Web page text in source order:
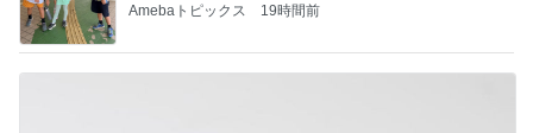
Amebaトピックス 19時間前